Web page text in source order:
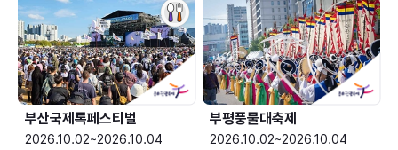
부산국제록페스티벌
2026.10.02~2026.10.04
부평풍물대축제
2026.10.02~2026.10.04